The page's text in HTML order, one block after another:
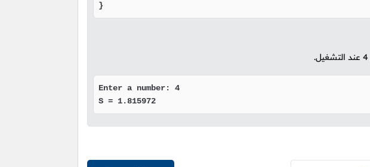
}
4 عند التشغيل.
Enter a number: 4
S = 1.815972